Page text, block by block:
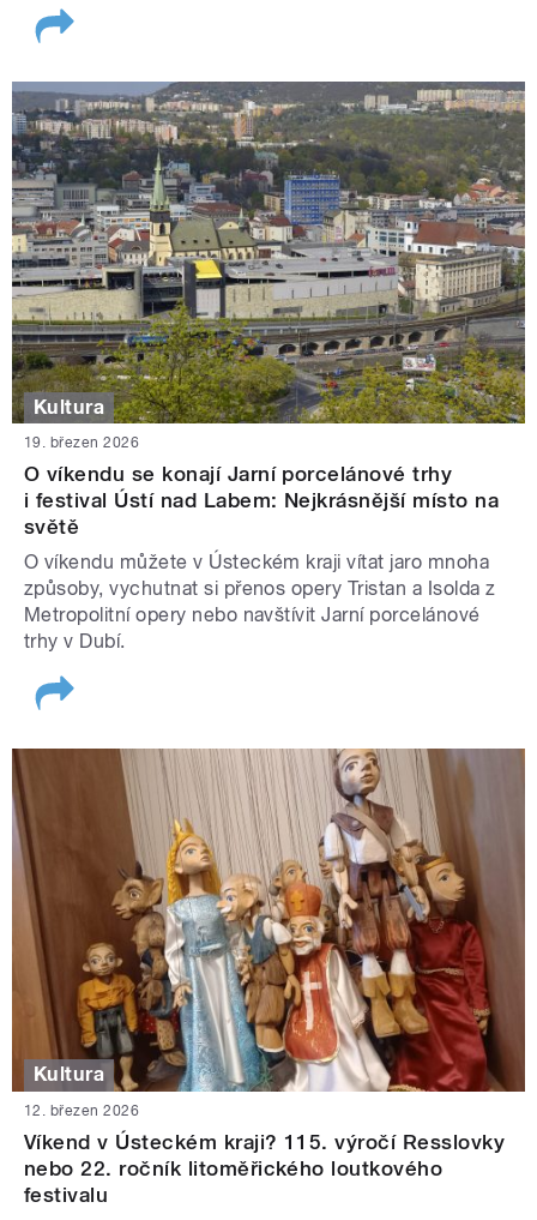
Kultura
19. březen 2026
O víkendu se konají Jarní porcelánové trhy
i festival Ústí nad Labem: Nejkrásnější místo na
světě
O víkendu můžete v Ústeckém kraji vítat jaro mnoha
způsoby, vychutnat si přenos opery Tristan a Isolda z
Metropolitní opery nebo navštívit Jarní porcelánové
trhy v Dubí.
Kultura
12. březen 2026
Víkend v Ústeckém kraji? 115. výročí Resslovky
nebo 22. ročník litoměřického loutkového
festivalu